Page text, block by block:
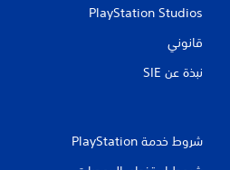
PlayStation Studios
قانوني
نبذة عن SIE‏
شروط خدمة PlayStation‏